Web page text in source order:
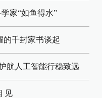
家“如鱼得水”
千封家书谈起
航人工智能行稳致远
见